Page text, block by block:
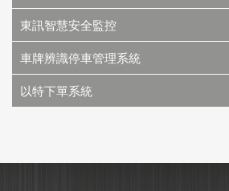
東訊智慧安全監控
車牌辨識停車管理系統
以特下單系統